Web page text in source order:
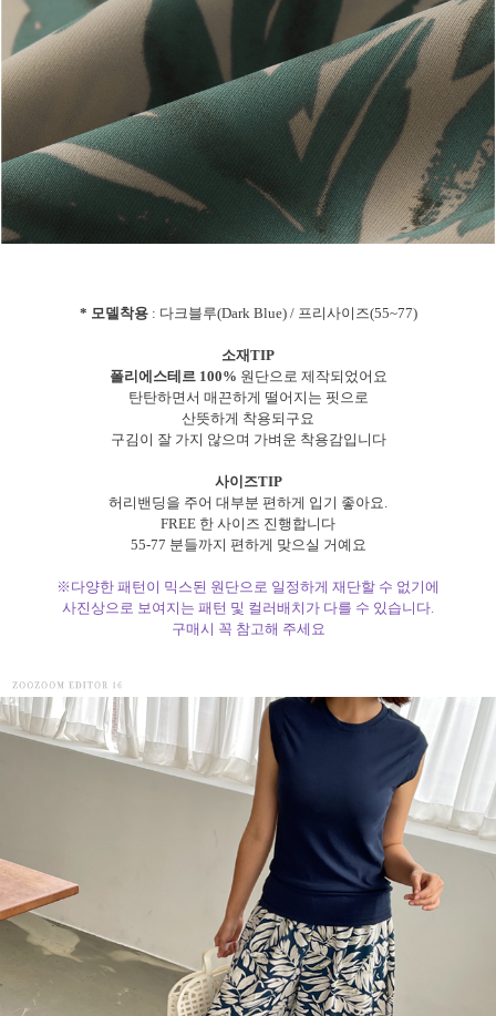
* 모델착용: 다크블루(Dark Blue) / 프리사이즈(55~77)
소재TIP
폴리에스테르 100% 원단으로 제작되었어요
탄탄하면서 매끈하게 떨어지는 핏으로
산뜻하게 착용되구요
구김이 잘 가지 않으며 가벼운 착용감입니다
사이즈TIP
허리밴딩을 주어 대부분 편하게 입기 좋아요.
FREE 한 사이즈 진행합니다
55-77 분들까지 편하게 맞으실 거예요
※다양한 패턴이 믹스된 원단으로 일정하게 재단할 수 없기에
사진상으로 보여지는 패턴 및 컬러배치가 다를 수 있습니다.
구매시 꼭 참고해 주세요